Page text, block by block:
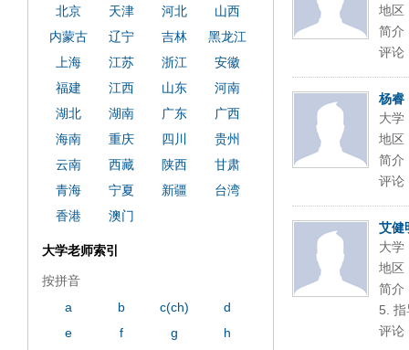
地区
简介
评论
杨睿
大学
地区
简介
评论
艾健
大学
地区
简介
5.
评论
北京
天津 河北
山西
内蒙古
辽宁 吉林
黑龙江
上海
江苏 浙江
安徽
福建
江西 山东
河南
湖北
湖南 广东
广西
海南
重庆 四川
贵州
云南
西藏 陕西
甘肃
青海
宁夏 新疆
台湾
香港
澳门
大学老师索引
按拼音
a
b c(ch)
d
e
f g
h